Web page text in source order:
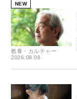
NEW
教養・カルチャー
2026.08.08